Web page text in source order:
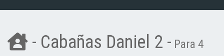
- Cabañas Daniel 2 - Para 4